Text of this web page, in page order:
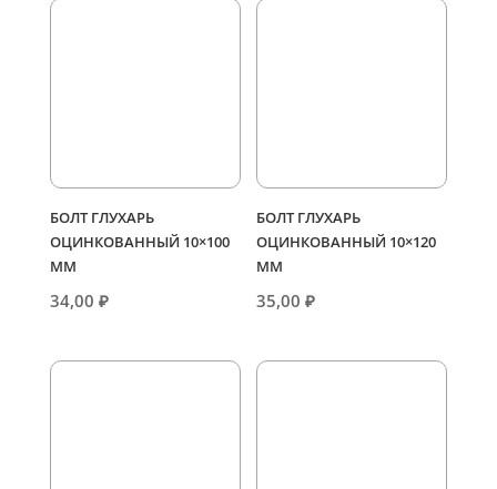
БОЛТ ГЛУХАРЬ
ОЦИНКОВАННЫЙ 10×100
ММ
34,00 ₽
БОЛТ ГЛУХАРЬ
ОЦИНКОВАННЫЙ 10×120
ММ
35,00₽